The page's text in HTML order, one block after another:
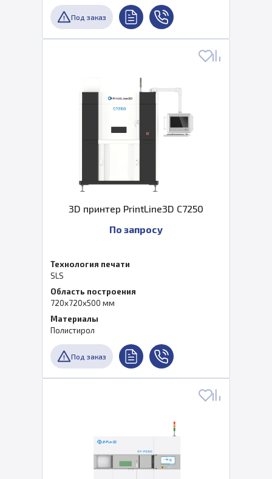
Под заказ
3D принтер PrintLine3D C7250
По запросу
Технология печати
SLS
Область построения
720x720x500 мм
Материалы
Полистирол
Под заказ